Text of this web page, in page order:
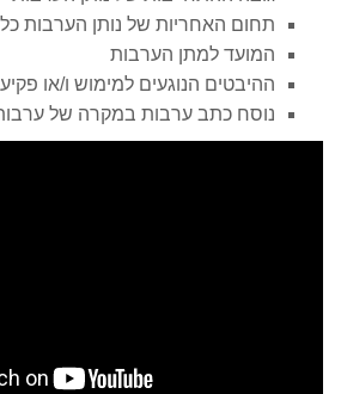
תחום האחריות של נותן הערבות
המועד למתן הערבות
ההיבטים הנוגעים למימוש ו/או
נוסח כתב ערבות במקרה של